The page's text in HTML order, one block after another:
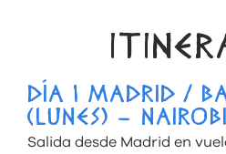
DÍA 1 MADRID /
(LUNES) – NAIROBI
Salida desde Madrid en